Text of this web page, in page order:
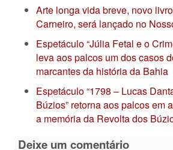
Arte longa vida breve, novo
Carneiro, será lançado no
Espetáculo “Júlia Fetal e o
leva aos palcos um dos casos
marcantes da história da Bahia
Espetáculo “1798 – Lucas
Búzios” retorna aos palcos em
a memória da Revolta dos
Deixe um comentário